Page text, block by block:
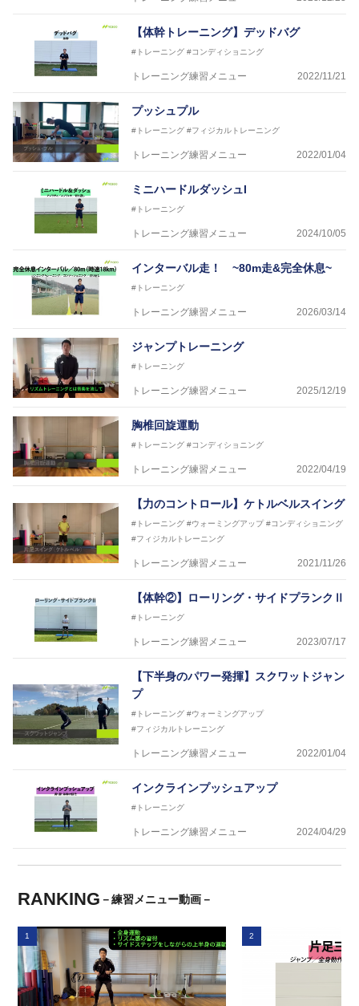
【体幹トレーニング】デッドバグ
#トレーニング #コンディショニング
トレーニング練習メニュー 2022/11/21
プッシュプル
#トレーニング #フィジカルトレーニング
トレーニング練習メニュー 2022/01/04
ミニハードルダッシュI
#トレーニング
トレーニング練習メニュー 2024/10/05
インターバル走！ ~80m走&完全休息~
#トレーニング
トレーニング練習メニュー 2026/03/14
ジャンプトレーニング
#トレーニング
トレーニング練習メニュー 2025/12/19
胸椎回旋運動
#トレーニング #コンディショニング
トレーニング練習メニュー 2022/04/19
【力のコントロール】ケトルベルスイング
#トレーニング #ウォーミングアップ #コンディショニング
#フィジカルトレーニング
トレーニング練習メニュー 2021/11/26
【体幹②】ローリング・サイドプランクⅡ
#トレーニング
トレーニング練習メニュー 2023/07/17
【下半身のパワー発揮】スクワットジャン
プ
#トレーニング #ウォーミングアップ
#フィジカルトレーニング
トレーニング練習メニュー 2022/01/04
インクラインプッシュアップ
#トレーニング
トレーニング練習メニュー 2024/04/29
RANKING －練習メニュー動画－
1 2